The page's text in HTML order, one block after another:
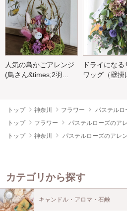
人気の鳥かごアレンジ
(鳥さん&times;2羽...
ドライになる
ワッグ（壁掛
トップ 神奈川 フラワー
パステルロ
トップ
フラワー
パステルローズのア
トップ
神奈川 パステルローズのアレ
カテゴリから探す
キャンドル・アロマ・石鹸